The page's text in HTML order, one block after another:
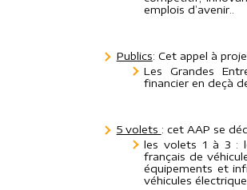
emplois d’avenir..
Publics: Cet appel à
Les Grandes
financier en deçà
5 volets : cet AAP se
les volets 1 à 3 :
français de
équipements et
véhicules